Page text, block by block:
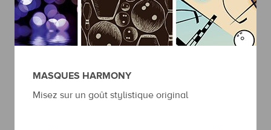
MASQUES HARMONY
Misez sur un goût stylistique original